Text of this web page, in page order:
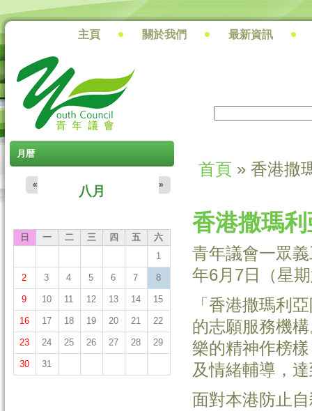
搜尋
主頁 關於我們 最新資訊
月暦
八月
« »
日 一 二 三 四 五
六
1
2 3 4 5 6 7 8
9 10 11 12 13 14 15
16 17 18 19 20 21 22
23 24 25 26 27 28 29
30 31
您在這裡
首頁 » 香港撒
香港撒瑪
青年議會一眾
年6月7日（星
「香港撒瑪利
的志願服務機
樂的精神作榜
及情緒輔導，
面對本港防止